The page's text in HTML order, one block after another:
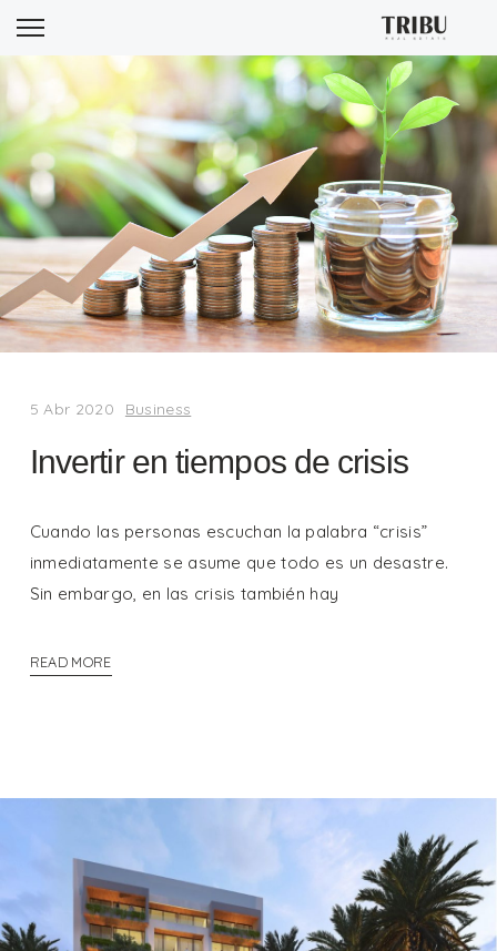
Mes:
5 Abr 2020 Business
Invertir en tiempos de crisis
Cuando las personas escuchan la palabra “crisis”
inmediatamente se asume que todo es un desastre.
Sin embargo, en las crisis también hay
READ MORE